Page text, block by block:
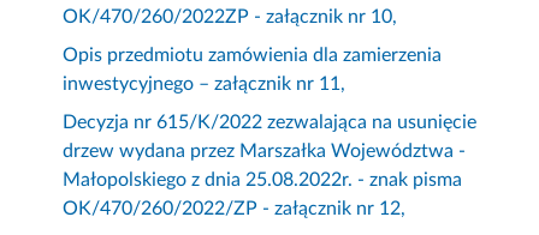
OK/470/260/2022ZP - załącznik nr 10,
Opis przedmiotu zamówienia dla zamierzenia
inwestycyjnego – załącznik nr 11,
Decyzja nr 615/K/2022 zezwalająca na usunięcie
drzew wydana przez Marszałka Województwa -
Małopolskiego z dnia 25.08.2022r. - znak pisma
OK/470/260/2022/ZP - załącznik nr 12,